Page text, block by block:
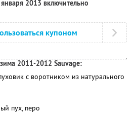
2013 включительно
купоном
2011-2012 Sauvage:
с воротником из натурального
пух, перо